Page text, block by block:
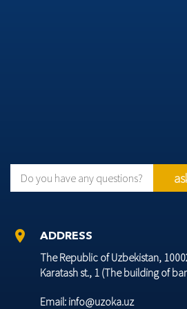
Do you have any questions?
location_on
ADDRESS
The Republic of Uzbekistan,
Karatash st., 1 (The building of
Email: info@uzoka.uz